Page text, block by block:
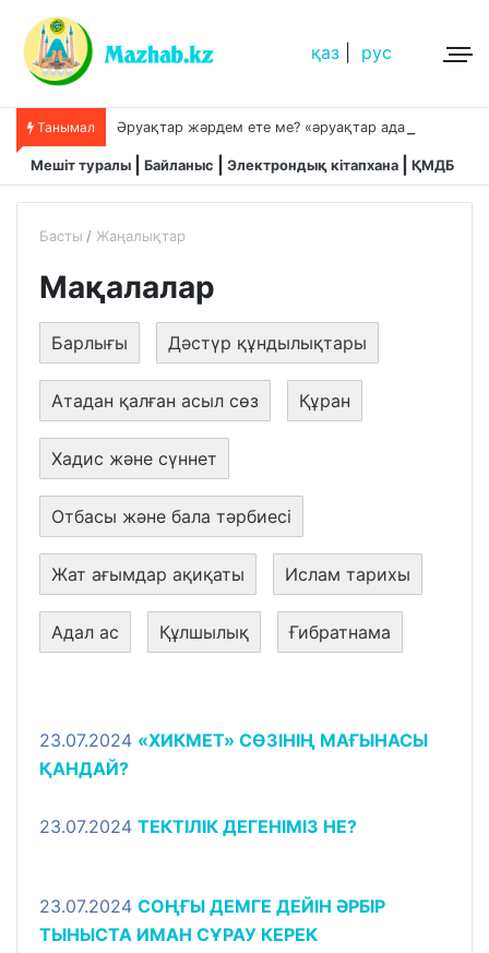
қаз рус
Танымал
Мешіт туралы Байланыс Электрондық кітапхана ҚМДБ
Басты Жаңалықтар
Мақалалар
Барлығы Дәстүр құндылықтары
Атадан қалған асыл сөз Құран
Хадис және сүннет
Отбасы және бала тәрбиесі
Жат ағымдар ақиқаты Ислам тарихы
Адал ас Құлшылық Ғибратнама
23.07.2024 «ХИКМЕТ» CӨЗІНІҢ МАҒЫНАСЫ
ҚАНДАЙ?
23.07.2024 ТЕКТІЛІК ДЕГЕНІМІЗ НЕ?
23.07.2024 СОҢҒЫ ДЕМГЕ ДЕЙІН ӘРБІР
ТЫНЫСТА ИМАН СҰРАУ КЕРЕК